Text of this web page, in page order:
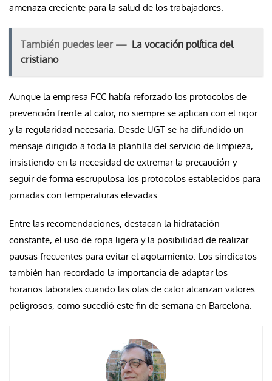
amenaza creciente para la salud de los trabajadores.
También puedes leer — La vocación política del
cristiano
Aunque la empresa FCC había reforzado los protocolos de
prevención frente al calor, no siempre se aplican con el rigor
y la regularidad necesaria. Desde UGT se ha difundido un
mensaje dirigido a toda la plantilla del servicio de limpieza,
insistiendo en la necesidad de extremar la precaución y
seguir de forma escrupulosa los protocolos establecidos para
jornadas con temperaturas elevadas.
Entre las recomendaciones, destacan la hidratación
constante, el uso de ropa ligera y la posibilidad de realizar
pausas frecuentes para evitar el agotamiento. Los sindicatos
también han recordado la importancia de adaptar los
horarios laborales cuando las olas de calor alcanzan valores
peligrosos, como sucedió este fin de semana en Barcelona.